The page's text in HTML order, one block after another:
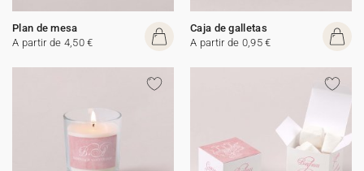
Plan de mesa
A partir de 4,50 €
Caja de galletas
A partir de 0,95 €